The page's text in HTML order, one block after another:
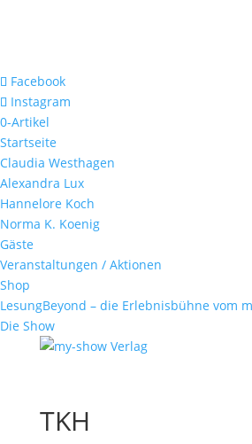
Facebook
Instagram
0-Artikel
Startseite
Claudia Westhagen
Alexandra Lux
Hannelore Koch
Norma K. Koenig
Gäste
Veranstaltungen / Aktionen
Shop
LesungBeyond – die Erlebnisbühne vom
Die Show
TKH